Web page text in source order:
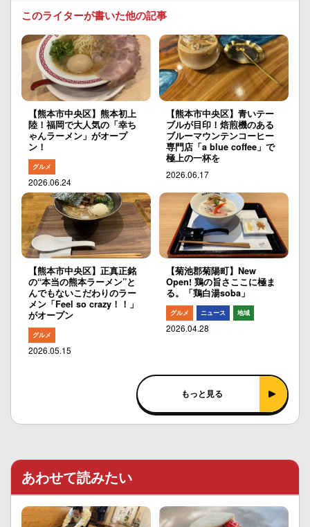
このライターが書いた他の記事
【熊本市中央区】熊本初上
陸！福岡で大人気の「幸ち
ゃんラーメン」がオープ
ン！
グルメ
2026.06.24
【熊本市中央区】青いテー
ブルが目印！焙煎機のある
ブルーマウンテンコーヒー
専門店「a blue coffee」で
極上の一杯を
2026.06.17
【熊本市中央区】正真正銘
の“本当の熊本ラーメン”と
んでもないこだわりのラー
メン「Feel so crazy！！」
がオープン
グルメ
2026.05.15
【菊池郡菊陽町】New
Open! 鶏の旨さここに極ま
る。「鶏白湯soba」
グルメ ニュース 地域
2026.04.28
もっと見る
あわせて読みたい